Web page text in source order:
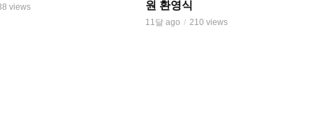
views
원 환영식
11달 ago 210 views